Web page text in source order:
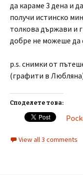
да караме 3 дена и
получи истинско
толкова държави и
добре не можеше да
p.s. снимки от
(графити в
Споделете това:
View all 3 comments